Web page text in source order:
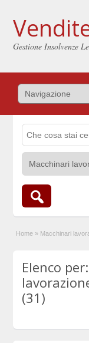
Gestione Insolvenze
Home » Macchinari
Elenco
(31)